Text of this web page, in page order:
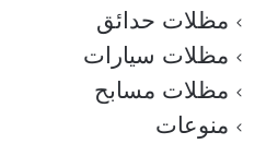
مظلات حدائق
مظلات سيارات
مظلات مسابح
منوعات